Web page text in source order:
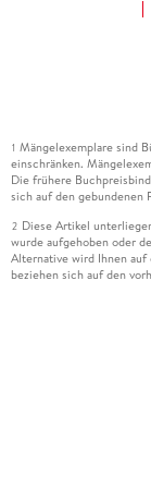
1 Mängelexemplare sind
einschränken.
Die frühere
sich auf den gebundenen
2 Diese Artikel
wurde aufgehoben oder
Alternative wird Ihnen
beziehen sich auf den